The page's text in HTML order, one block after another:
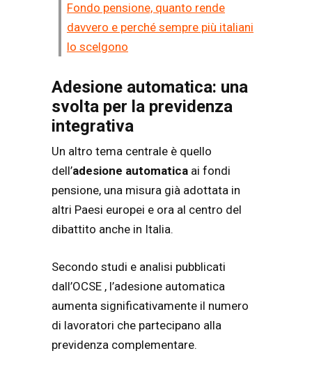
Fondo pensione, quanto rende
davvero e perché sempre più italiani
lo scelgono
Adesione automatica: una
svolta per la previdenza
integrativa
Un altro tema centrale è quello
dell’adesione automatica ai fondi
pensione, una misura già adottata in
altri Paesi europei e ora al centro del
dibattito anche in Italia.
Secondo studi e analisi pubblicati
dall’OCSE , l’adesione automatica
aumenta significativamente il numero
di lavoratori che partecipano alla
previdenza complementare.